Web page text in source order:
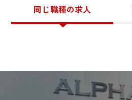
同じ職種の求人